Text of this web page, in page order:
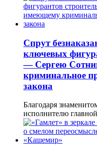
Спрут
ключевых
— Сергею
криминальное
закона
Благодаря
исполнителю